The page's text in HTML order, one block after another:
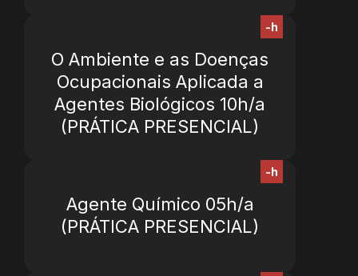
-h
O Ambiente e as Doenças
Ocupacionais Aplicada a
Agentes Biológicos 10h/a
(PRÁTICA PRESENCIAL)
-h
Agente Químico 05h/a
(PRÁTICA PRESENCIAL)